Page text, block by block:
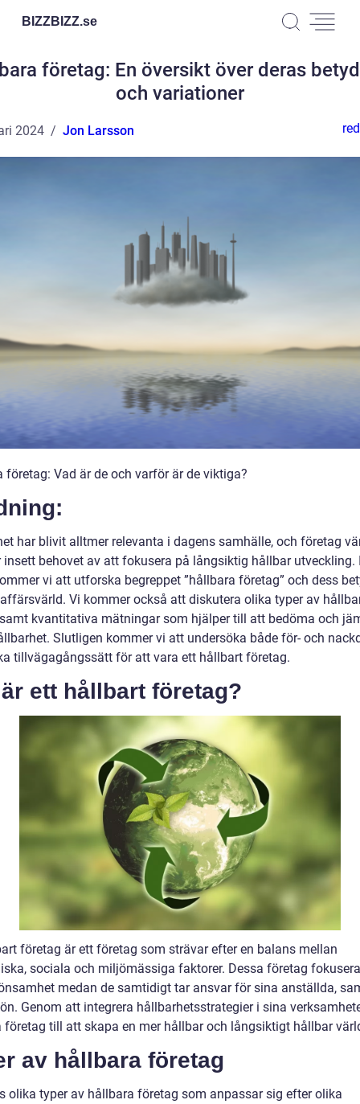
BIZZBIZZ.se
företag: En översikt över deras
och variationer
2024 Jon Larsson
företag: Vad är de och varför är de viktiga?
har blivit alltmer relevanta i dagens samhälle, och företag
insett behovet av att fokusera på långsiktig hållbar utveckling.
vi att utforska begreppet ”hållbara företag” och dess
Vi kommer också att diskutera olika typer av
kvantitativa mätningar som hjälper till att bedöma och
Slutligen kommer vi att undersöka både för- och
tillvägagångssätt för att vara ett hållbart företag.
ett hållbart företag?
företag är ett företag som strävar efter en balans mellan
sociala och miljömässiga faktorer. Dessa företag
medan de samtidigt tar ansvar för sina anställda,
Genom att integrera hållbarhetsstrategier i sina
företag till att skapa en mer hållbar och långsiktigt hållbar
av hållbara företag
olika typer av hållbara företag som anpassar sig efter olika